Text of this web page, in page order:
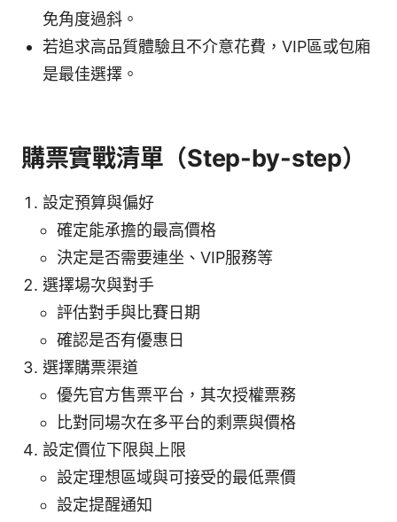
免角度過斜。
若追求高品質體驗且不介意花費，VIP區或包廂
是最佳選擇。
購票實戰清單（Step-by-step）
設定預算與偏好
確定能承擔的最高價格
決定是否需要連坐、VIP服務等
選擇場次與對手
評估對手與比賽日期
確認是否有優惠日
選擇購票渠道
優先官方售票平台，其次授權票務
比對同場次在多平台的剩票與價格
設定價位下限與上限
設定理想區域與可接受的最低票價
設定提醒通知